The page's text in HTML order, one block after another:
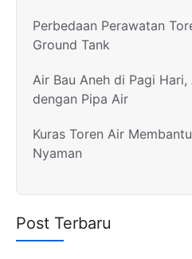
Perbedaan Perawatan
Ground Tank
Air Bau Aneh di Pagi
dengan Pipa Air
Kuras Toren Air
Nyaman
Post Terbaru